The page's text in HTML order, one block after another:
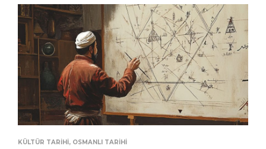
KÜLTÜR TARIHI, OSMANLI TARIHI